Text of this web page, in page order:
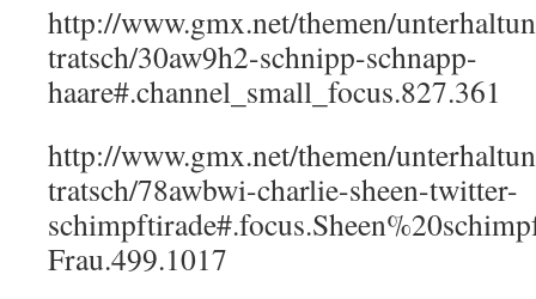
http://www.gmx.net/themen/
tratsch/30aw9h2-schnipp-schnapp-
haare#.channel_small_focus.827.361
http://www.gmx.net/themen/
tratsch/78awbwi-charlie-sheen-twitter-
Frau.499.1017